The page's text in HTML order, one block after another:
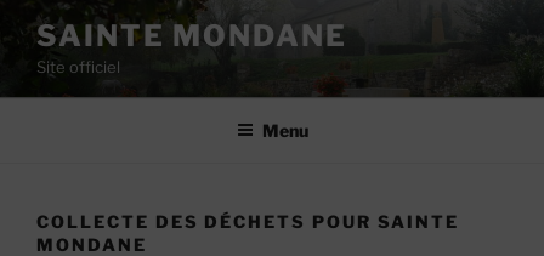
Aller
contenu
principal
SAINTE MONDANE
Site officiel
Menu
COLLECTE DES DÉCHETS POUR SAINTE
MONDANE